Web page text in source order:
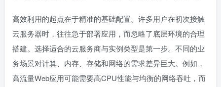
高效利用的起点在于精准的基础配置。许多用户在初次接触
云服务器时，往往急于部署应用，而忽略了底层环境的合理
搭建。选择适合的云服务商与实例类型是第一步。不同的业
务场景对计算、内存、存储和网络的需求差异巨大。例如，
高流量Web应用可能需要高CPU性能与均衡的网络吞吐，而